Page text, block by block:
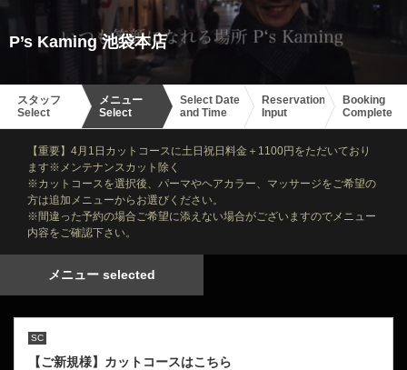
P’s Kaming 池袋本店
スタッフ
Select
メニュー
Select
Select Date
and Time
Reservation
Input
Booking
Complete
【重要】4月1日カットコースに土日祝日料金＋1100円をただいており
ます※メンテナンスカット除く
※カットコースを選択後、パーマやヘアカラー、マッサージをご希望の
方は追加メニューからお選びください。
※間違った予約の場合ご希望に添えない場合がございますのでメニュー
内容をご確認下さい。
メニュー selected
SC
【ご新規様】カットコースはこちら